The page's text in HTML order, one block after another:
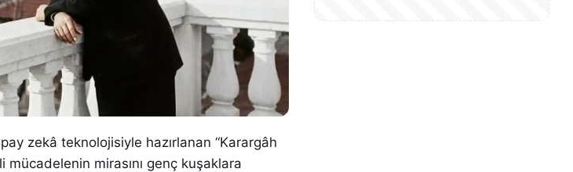
zekâ teknolojisiyle hazırlanan “Karargâh
mücadelenin mirasını genç kuşaklara